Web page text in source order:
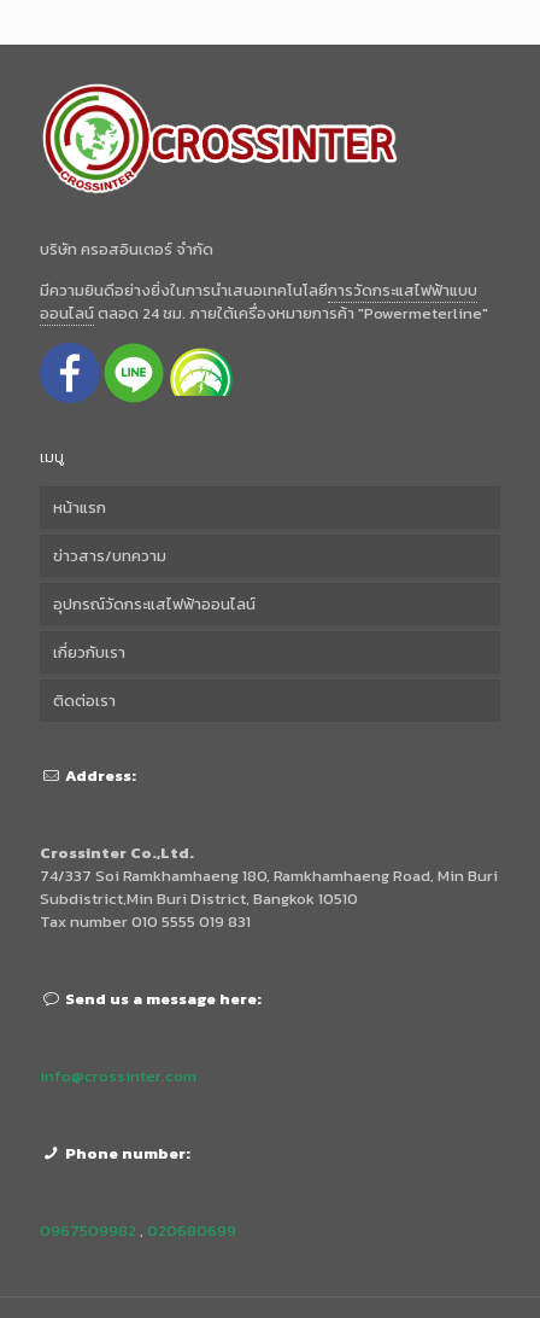
บริษัท ครอสอินเตอร์ จำกัด
มีความยินดีอย่างยิ่งในการนำเสนอเทคโนโลยีการวัดกระแสไฟฟ้าแบบ
ออนไลน์ตลอด 24 ชม. ภายใต้เครื่องหมายการค้า "Powermeterline"
เมนู
หน้าแรก
ข่าวสาร/บทความ
อุปกรณ์วัดกระแสไฟฟ้าออนไลน์
เกี่ยวกับเรา
ติดต่อเรา
Address:
Crossinter Co.,Ltd.
74/337 Soi Ramkhamhaeng 180, Ramkhamhaeng Road, Min Buri
Subdistrict,Min Buri District, Bangkok 10510
Tax number 010 5555 019 831
Send us a message here:
info@crossinter.com
Phone number:
0967509982 , 020680699